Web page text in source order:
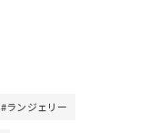
#ランジェリー